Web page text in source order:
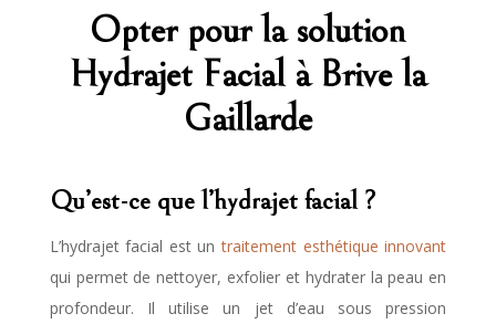
Opter pour la solution
Hydrajet Facial à Brive la
Gaillarde
Qu’est-ce que l’hydrajet facial ?
L’hydrajet facial est untraitement esthétique innovant
qui permet de nettoyer, exfolier et hydrater la peau en
profondeur. Il utilise un jet d’eau sous pression